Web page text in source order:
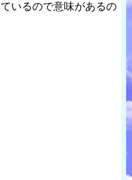
いるので意味があるの